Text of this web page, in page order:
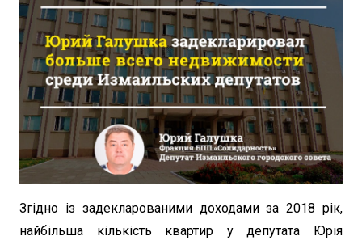
Згідно із задекларованими доходами за 2018 рік,
найбільша кількість квартир у депутата Юрія